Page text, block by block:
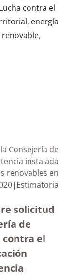
contra el
, energía
renovable,
Consejería de
instalada
renovables en
solicitud
de
contra el